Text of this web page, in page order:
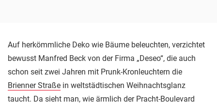
Auf herkömmliche Deko wie Bäume beleuchten, verzichtet
bewusst Manfred Beck von der Firma „Deseo“, die auch
schon seit zwei Jahren mit Prunk-Kronleuchtern die
Brienner Straße in weltstädtischen Weihnachtsglanz
taucht. Da sieht man, wie ärmlich der Pracht-Boulevard